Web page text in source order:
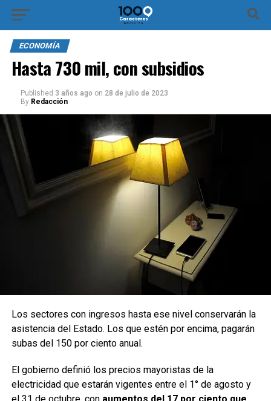
ECONOMÍA
Hasta 730 mil, con subsidios
Published 3 años ago on 28 de julio de 2023
By Redacción
Los sectores con ingresos hasta ese nivel conservarán la
asistencia del Estado. Los que estén por encima, pagarán
subas del 150 por ciento anual.
El gobierno definió los precios mayoristas de la
electricidad que estarán vigentes entre el 1° de agosto y
Ir a la versión móvil